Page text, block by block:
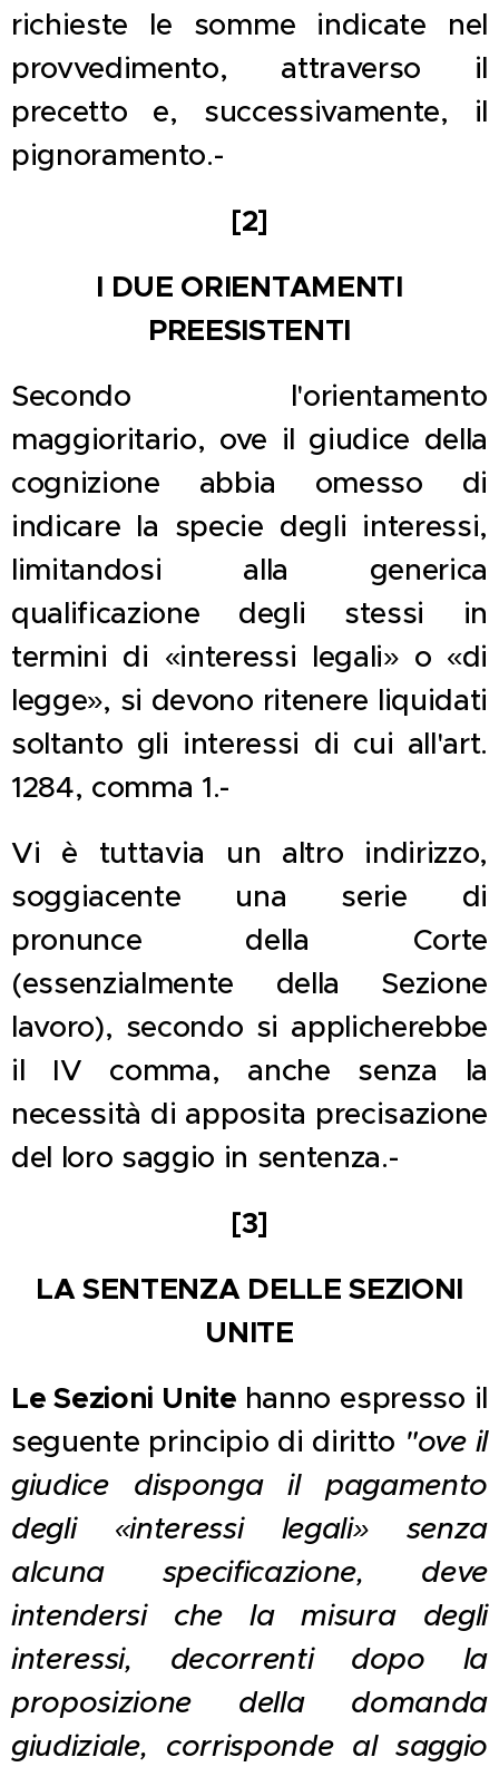
richieste le somme indicate nel
provvedimento, attraverso il
precetto e, successivamente, il
pignoramento.-
[2]
I DUE ORIENTAMENTI
PREESISTENTI
Secondo l'orientamento
maggioritario, ove il giudice della
cognizione abbia omesso di
indicare la specie degli interessi,
limitandosi alla generica
qualificazione degli stessi in
termini di «interessi legali» o «di
legge», si devono ritenere liquidati
soltanto gli interessi di cui all'art.
1284, comma 1.-
Vi è tuttavia un altro indirizzo,
soggiacente una serie di
pronunce della Corte
(essenzialmente della Sezione
lavoro), secondo si applicherebbe
il IV comma, anche senza la
necessità di apposita precisazione
del loro saggio in sentenza.-
[3]
LA SENTENZA DELLE SEZIONI
UNITE
Le Sezioni Unite hanno espresso il
seguente principio di diritto "ove il
giudice disponga il pagamento
degli «interessi legali» senza
alcuna specificazione, deve
intendersi che la misura degli
interessi, decorrenti dopo la
proposizione della domanda
giudiziale, corrisponde al saggio